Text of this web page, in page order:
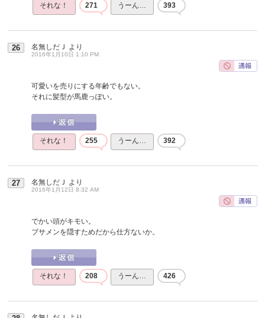
それな！ 271 うーん… 393
26 名無しだＪ より
2016年1月10日 1:10 PM
可愛いを売りにする年齢でもない。
それに髪型が馬鹿っぽい。
それな！ 255 うーん… 392
27 名無しだＪ より
2016年1月12日 8:32 AM
でかい頭がキモい。
ブサメンを隠すためだから仕方ないか。
それな！ 208 うーん… 426